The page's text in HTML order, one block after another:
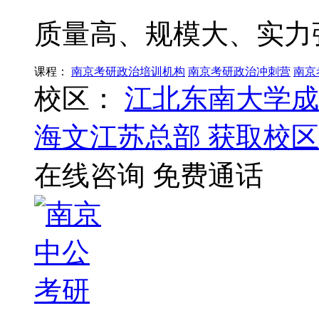
质量高、规模大、实
课程： 南京考研政治培训机构 南京考研政治冲刺营 南京
校区：
江北东南大学
海文江苏总部 获取校
在线咨询 免费通话